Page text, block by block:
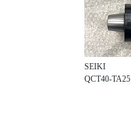
SEIKI
QCT40-TA25